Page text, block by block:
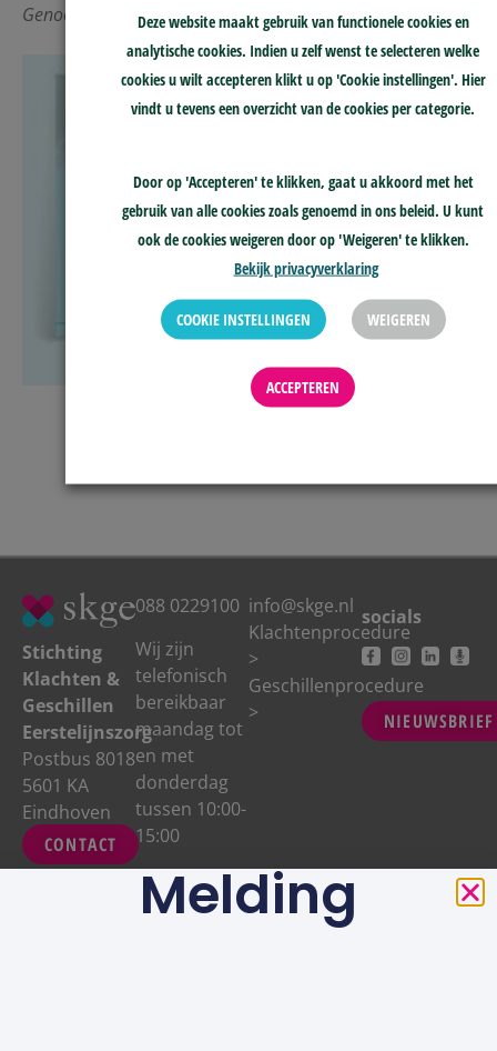
Genoemde prijzen zijn inclusief 21% btw
Stichting
Klachten &
Geschillen
Eerstelijnszorg
Postbus 8018
5601 KA
Eindhoven
CONTACT
088 0229100
Wij zijn
telefonisch
bereikbaar
maandag tot
en met
donderdag
tussen 10:00-
15:00
info@skge.nl
Klachtenprocedure
>
Geschillenprocedure
>
socials
NIEUWSBRIEF
Disclaimer
Deze website maakt gebruik van functionele cookies en
analytische cookies. Indien u zelf wenst te selecteren welke
cookies u wilt accepteren klikt u op 'Cookie instellingen'. Hier
vindt u tevens een overzicht van de cookies per categorie.
Door op 'Accepteren' te klikken, gaat u akkoord met het
gebruik van alle cookies zoals genoemd in ons beleid. U kunt
ook de cookies weigeren door op 'Weigeren' te klikken.
Bekijk privacyverklaring
COOKIE INSTELLINGEN WEIGEREN
ACCEPTEREN
Melding